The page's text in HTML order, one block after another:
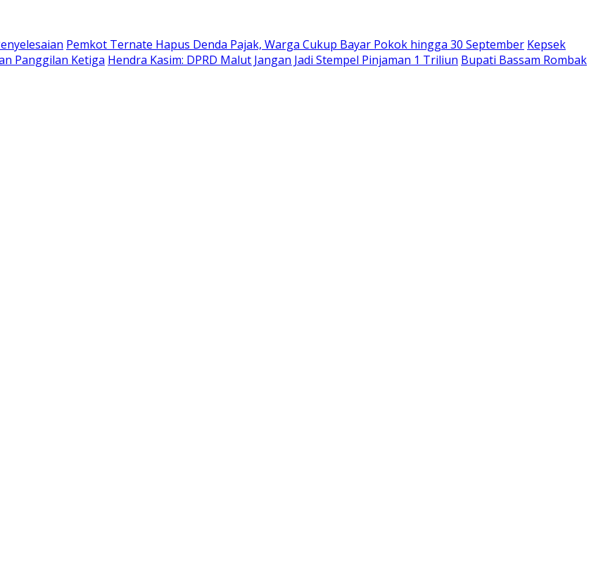
Pemkot Ternate Hapus Denda Pajak, Warga Cukup Bayar Pokok hingga 30 September Kepsek
Panggilan Ketiga Hendra Kasim: DPRD Malut Jangan Jadi Stempel Pinjaman 1 Triliun Bupati Bassam Rombak